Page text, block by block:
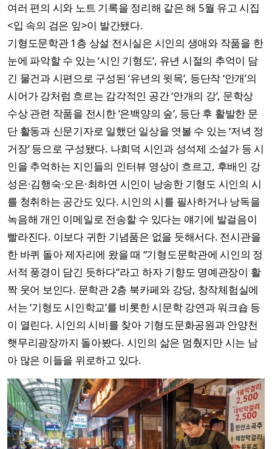
여러 편의 시와 노트 기록을 정리해 같은 해 5월 유고 시집
<입 속의 검은 잎>이 발간됐다.
기형도문학관 1층 상설 전시실은 시인의 생애와 작품을 한
눈에 파악할 수 있는 ‘시인 기형도’, 유년 시절의 추억이 담
긴 물건과 시편으로 구성된 ‘유년의 윗목’, 등단작 ‘안개’의
시어가 강처럼 흐르는 감각적인 공간 ‘안개의 강’, 문학상
수상 관련 작품을 전시한 ‘은백양의 숲’, 등단 후 활발한 문
단 활동과 신문기자로 일했던 일상을 엿볼 수 있는 ‘저녁 정
거장’ 등으로 구성됐다. 나희덕 시인과 성석제 소설가 등 시
인을 추억하는 지인들의 인터뷰 영상이 흐르고, 후배인 강
성은·김행숙·오은·최하연 시인이 낭송한 기형도 시인의 시
를 청취하는 공간도 있다. 시인의 시를 필사하거나 낭독을
녹음해 개인 이메일로 전송할 수 있다는 얘기에 발걸음이
빨라진다. 이보다 귀한 기념품은 없을 듯해서다. 전시관을
한 바퀴 돌아 제자리에 왔을 때 “기형도문학관에 시인의 정
서적 풍경이 담긴 듯하다”라고 하자 기향도 명예관장이 활
짝 웃어 보인다. 문학관 2층 북카페와 강당, 창작체험실에
서는 ‘기형도 시인학교’를 비롯한 시문학 강연과 워크숍 등
이 열린다. 시인의 시비를 찾아 기형도문화공원과 안양천
햇무리광장까지 돌아봤다. 시인의 삶은 멈췄지만 시는 남
아 많은 이들을 위로하고 있다.